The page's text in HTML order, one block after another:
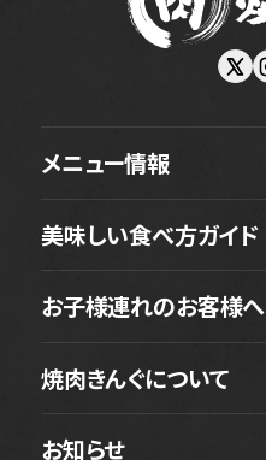
メニュー情報
美味しい食べ方ガイド
お子様連れのお客様へ
焼肉きんぐについて
お知らせ